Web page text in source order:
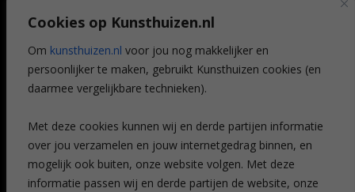
Cookies op Kunsthuizen.nl
Om kunsthuizen.nl voor jou nog makkelijker en
persoonlijker te maken, gebruikt Kunsthuizen cookies (en
daarmee vergelijkbare technieken).
Met deze cookies kunnen wij en derde partijen informatie
over jou verzamelen en jouw internetgedrag binnen, en
mogelijk ook buiten, onze website volgen. Met deze
informatie passen wij en derde partijen de website, onze
Voordelen
Veelgestelde vragen
CONTACT
Leiden
Amsterdam
Breda
Favorieten